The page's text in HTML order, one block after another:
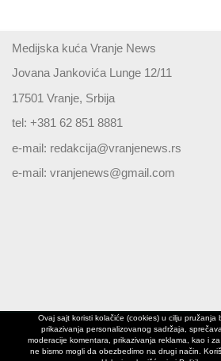
Medijska kuća Vranje News
Jovana Jankovića Lunge 12/11
17501 Vranje, Srbija
tel: +381 62 851 8881
e-mail: redakcija@vranjenews.rs
e-mail: vranjenews@gmail.com
Copyright © 2026
All rights reserved
www.vranjenews.rs
Ovaj sajt koristi kolačiće (cookies) u cilju pružanja
prikazivanja personalizovanog sadržaja,
moderacije komentara, prikazivanja reklama, kao i
ne bismo mogli da obezbedimo na drugi način.